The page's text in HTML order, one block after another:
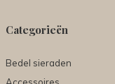
Categorieën
Bedel sieraden